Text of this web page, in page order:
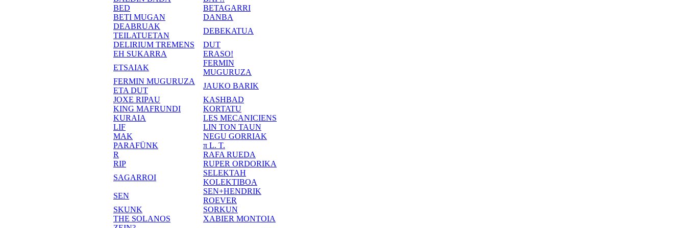
BED
BETAGARRI
BETI MUGAN
DANBA
DEABRUAK
TEILATUETAN
DEBEKATUA
DELIRIUM TREMENS
DUT
EH SUKARRA
ERASO!
ETSAIAK
FERMIN
MUGURUZA
FERMIN MUGURUZA
ETA DUT
JAUKO BARIK
JOXE RIPAU
KASHBAD
KING MAFRUNDI
KORTATU
KURAIA
LES MECANICIENS
LIF
LIN TON TAUN
MAK
NEGU GORRIAK
PARAFÜNK
π L. T.
R
RAFA RUEDA
RIP
RUPER ORDORIKA
SAGARROI
SELEKTAH
KOLEKTIBOA
SEN
SEN+HENDRIK
ROEVER
SKUNK
SORKUN
THE SOLANOS
XABIER MONTOIA